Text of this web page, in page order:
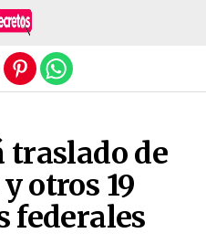
traslado de
otros 19
federales
móvil